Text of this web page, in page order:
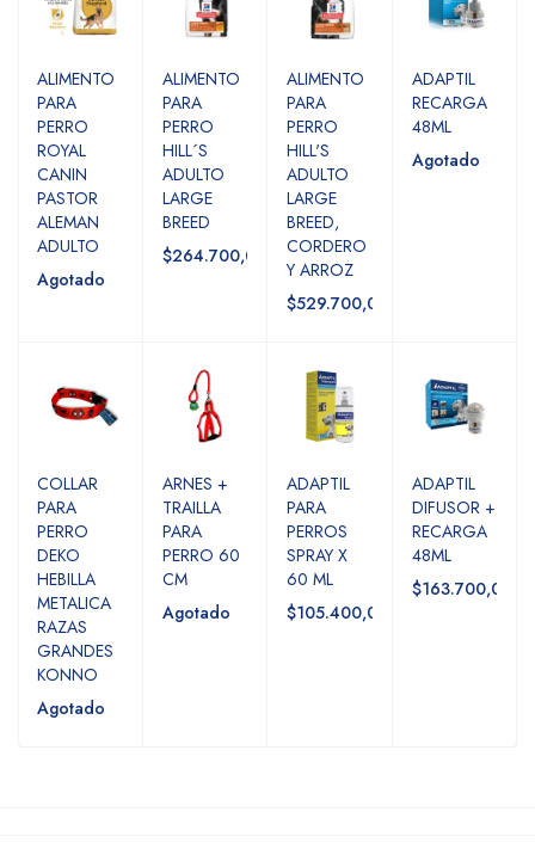
ALIMENTO
PARA
PERRO
ROYAL
CANIN
PASTOR
ALEMAN
ADULTO
Agotado
ALIMENTO
PARA
PERRO
HILL´S
ADULTO
LARGE
BREED
$264.700,00
ALIMENTO
PARA
PERRO
HILL'S
ADULTO
LARGE
BREED,
CORDERO
Y ARROZ
$529.700,00
ADAPTIL
RECARGA
48ML
Agotado
COLLAR
PARA
PERRO
DEKO
HEBILLA
METALICA
RAZAS
GRANDES
KONNO
Agotado
ARNES +
TRAILLA
PARA
PERRO 60
CM
Agotado
ADAPTIL
PARA
PERROS
SPRAY X
60 ML
$105.400,00
ADAPTIL
DIFUSOR +
RECARGA
48ML
$163.700,00